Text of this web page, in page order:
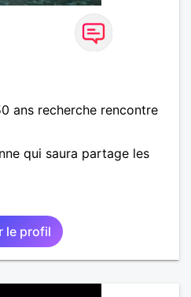
ans recherche rencontre
qui saura partage les
le profil